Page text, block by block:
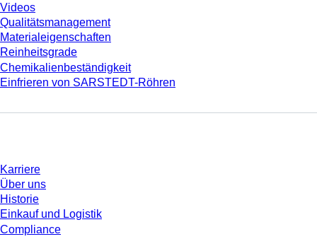
Videos
Qualitätsmanagement
Materialeigenschaften
Reinheitsgrade
Chemikalienbeständigkeit
Einfrieren von SARSTEDT-Röhren
Karriere
Über uns
Historie
Einkauf und Logistik
Compliance